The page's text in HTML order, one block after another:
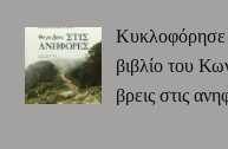
Κυκλοφόρησε
βιβλίο του
βρεις στις